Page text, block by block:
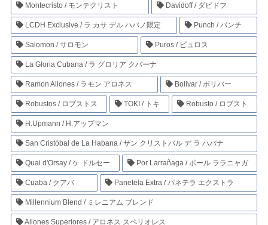
Montecristo / モンテクリスト Davidoff / ダビドフ
LCDH Exclusive / ラ カサ デル ハバノ限定 Punch / パンチ
Salomon / サロモン Puros / ピュロス
La Gloria Cubana / ラ グロリア クバーナ
Ramon Allones / ラモン アロネス Bolivar / ボリバー
Robustos / ロブストス TOKI / トキ Robusto / ロブスト
H.Upmann / H.アップマン
San Cristóbal de La Habana / サン クリストバル デ ラ ハバナ
Quai d'Orsay / ケ ドルセー Por Larrañaga / ポール ララニャガ
Cuaba / クアバ Panetela Extra / パネテラ エクストラ
Millennium Blend / ミレニアム ブレンド
Allones Superiores / アロネス スペリオレス